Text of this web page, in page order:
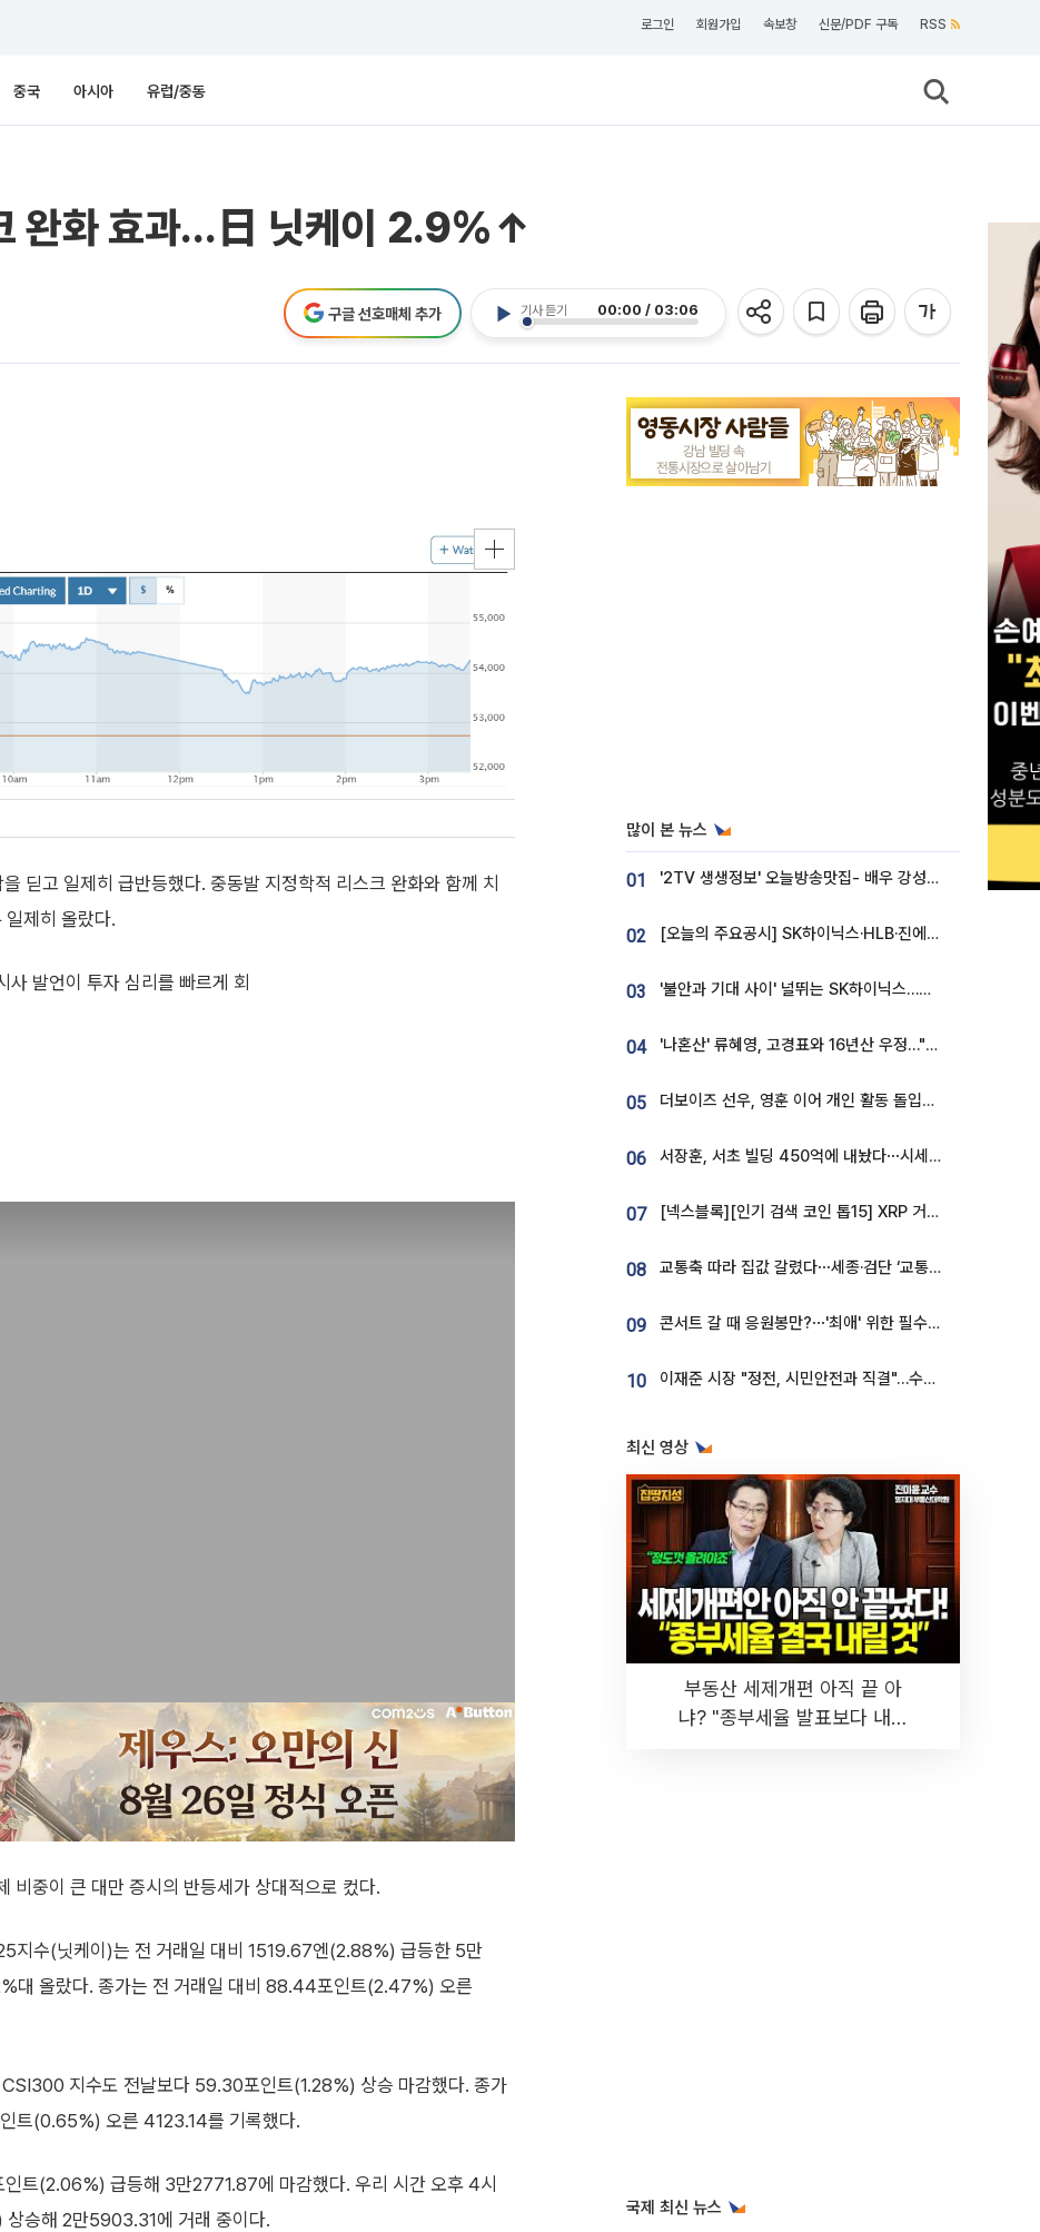
로그인 회원가입 속보창 신문/PDF 구독 RSS
중국 아시아 유럽/중동
완화 효과…日 닛케이 2.9%↑
기사 듣기 00:00 / 03:06
구글 선호매체 추가
딛고 일제히 급반등했다. 중동발 지정학적 리스크 완화와 함께 치
제히 올랐다.
발언이 투자 심리를 빠르게 회
비중이 큰 대만 증시의 반등세가 상대적으로 컸다.
지수(닛케이)는 전 거래일 대비 1519.67엔(2.88%) 급등한 5만
대 올랐다. 종가는 전 거래일 대비 88.44포인트(2.47%) 오른
지수도 전날보다 59.30포인트(1.28%) 상승 마감했다. 종가
트(0.65%) 오른 4123.14를 기록했다.
트(2.06%) 급등해 3만2771.87에 마감했다. 우리 시간 오후 4시
승해 2만5903.31에 거래 중이다.
많이 본 뉴스
01 '2TV 생생정보' 오늘방송맛집- 배우 강성진 단골! 쌀국수ㆍ푸팟퐁 커리 맛집 '블○○○'
02 [오늘의 주요공시] SK하이닉스·HLB·진에어·포스코홀딩스·네이버·대우건설 등
03 '불안과 기대 사이' 널뛰는 SK하이닉스…증권가 "HBM4·LTA 기반 펀터멘털 견고"
04 '나혼산' 류혜영, 고경표와 16년산 우정…"자취방서 부모님과 마주쳐"
05 더보이즈 선우, 영훈 이어 개인 활동 돌입⋯앳에어리어와 전속계약
06 서장훈, 서초 빌딩 450억에 내놨다⋯시세차익은
07 [넥스블록][인기 검색 코인 톱15] XRP 거래량 14억달러…ETHGas 급등·Bless 급락…고변동 알트 부각
08 교통축 따라 집값 갈렸다⋯세종·검단 ‘교통 프리미엄’ 뚜렷
09 콘서트 갈 때 응원봉만?⋯'최애' 위한 필수품 등장이오! [솔드아웃]
10 이재준 시장 "정전, 시민안전과 직결"…수원시 비상대응체계 가동
최신 영상
부동산 세제개편 아직 끝 아
냐? "종부세율 발표보다 내릴
국제 최신 뉴스